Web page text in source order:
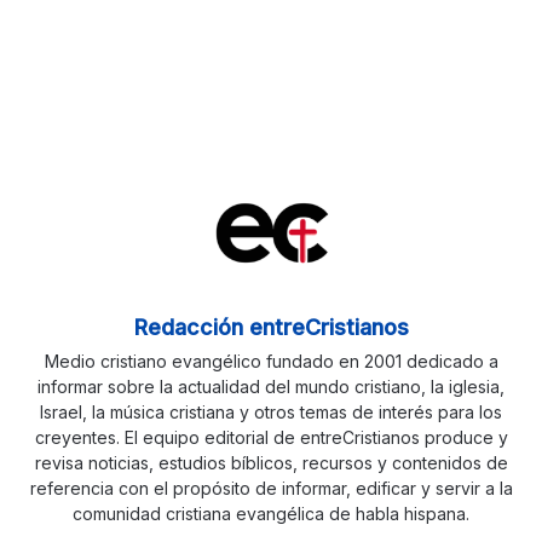
Redacción entreCristianos
Medio cristiano evangélico fundado en 2001 dedicado a
informar sobre la actualidad del mundo cristiano, la iglesia,
Israel, la música cristiana y otros temas de interés para los
creyentes. El equipo editorial de entreCristianos produce y
revisa noticias, estudios bíblicos, recursos y contenidos de
referencia con el propósito de informar, edificar y servir a la
comunidad cristiana evangélica de habla hispana.